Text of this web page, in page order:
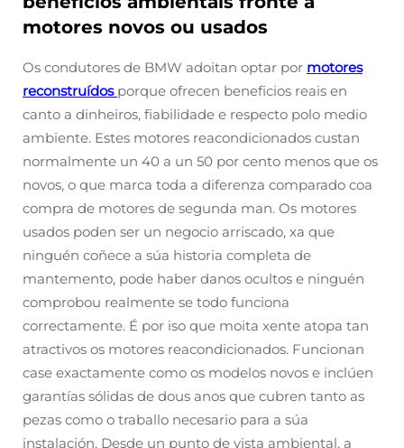
motores novos ou usados
Os condutores de BMW adoitan optar por motores
reconstruídos porque ofrecen beneficios reais en
canto a dinheiros, fiabilidade e respecto polo medio
ambiente. Estes motores reacondicionados custan
normalmente un 40 a un 50 por cento menos que os
novos, o que marca toda a diferenza comparado coa
compra de motores de segunda man. Os motores
usados poden ser un negocio arriscado, xa que
ninguén coñece a súa historia completa de
mantemento, pode haber danos ocultos e ninguén
comprobou realmente se todo funciona
correctamente. É por iso que moita xente atopa tan
atractivos os motores reacondicionados. Funcionan
case exactamente como os modelos novos e inclúen
garantías sólidas de dous anos que cubren tanto as
pezas como o traballo necesario para a súa
instalación. Desde un punto de vista ambiental, a